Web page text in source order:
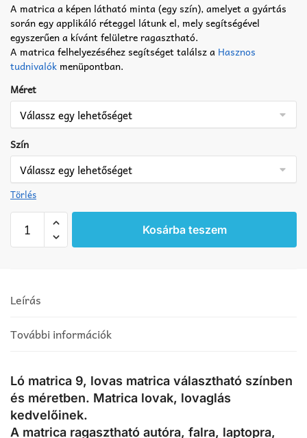
A matrica a képen látható minta (egy szín), amelyet a gyártás
során egy applikáló réteggel látunk el, mely segítségével
egyszerűen a kívánt felületre ragasztható.
A matrica felhelyezéséhez segítséget találsz a Hasznos
tudnivalók menüpontban.
Méret
Szín
Törlés
matrica
9
Kosárba teszem
Leírás
További információk
Ló matrica 9, lovas matrica választható színben
és méretben. Matrica lovak, lovaglás
kedvelőinek.
A matrica ragasztható autóra, falra, laptopra,